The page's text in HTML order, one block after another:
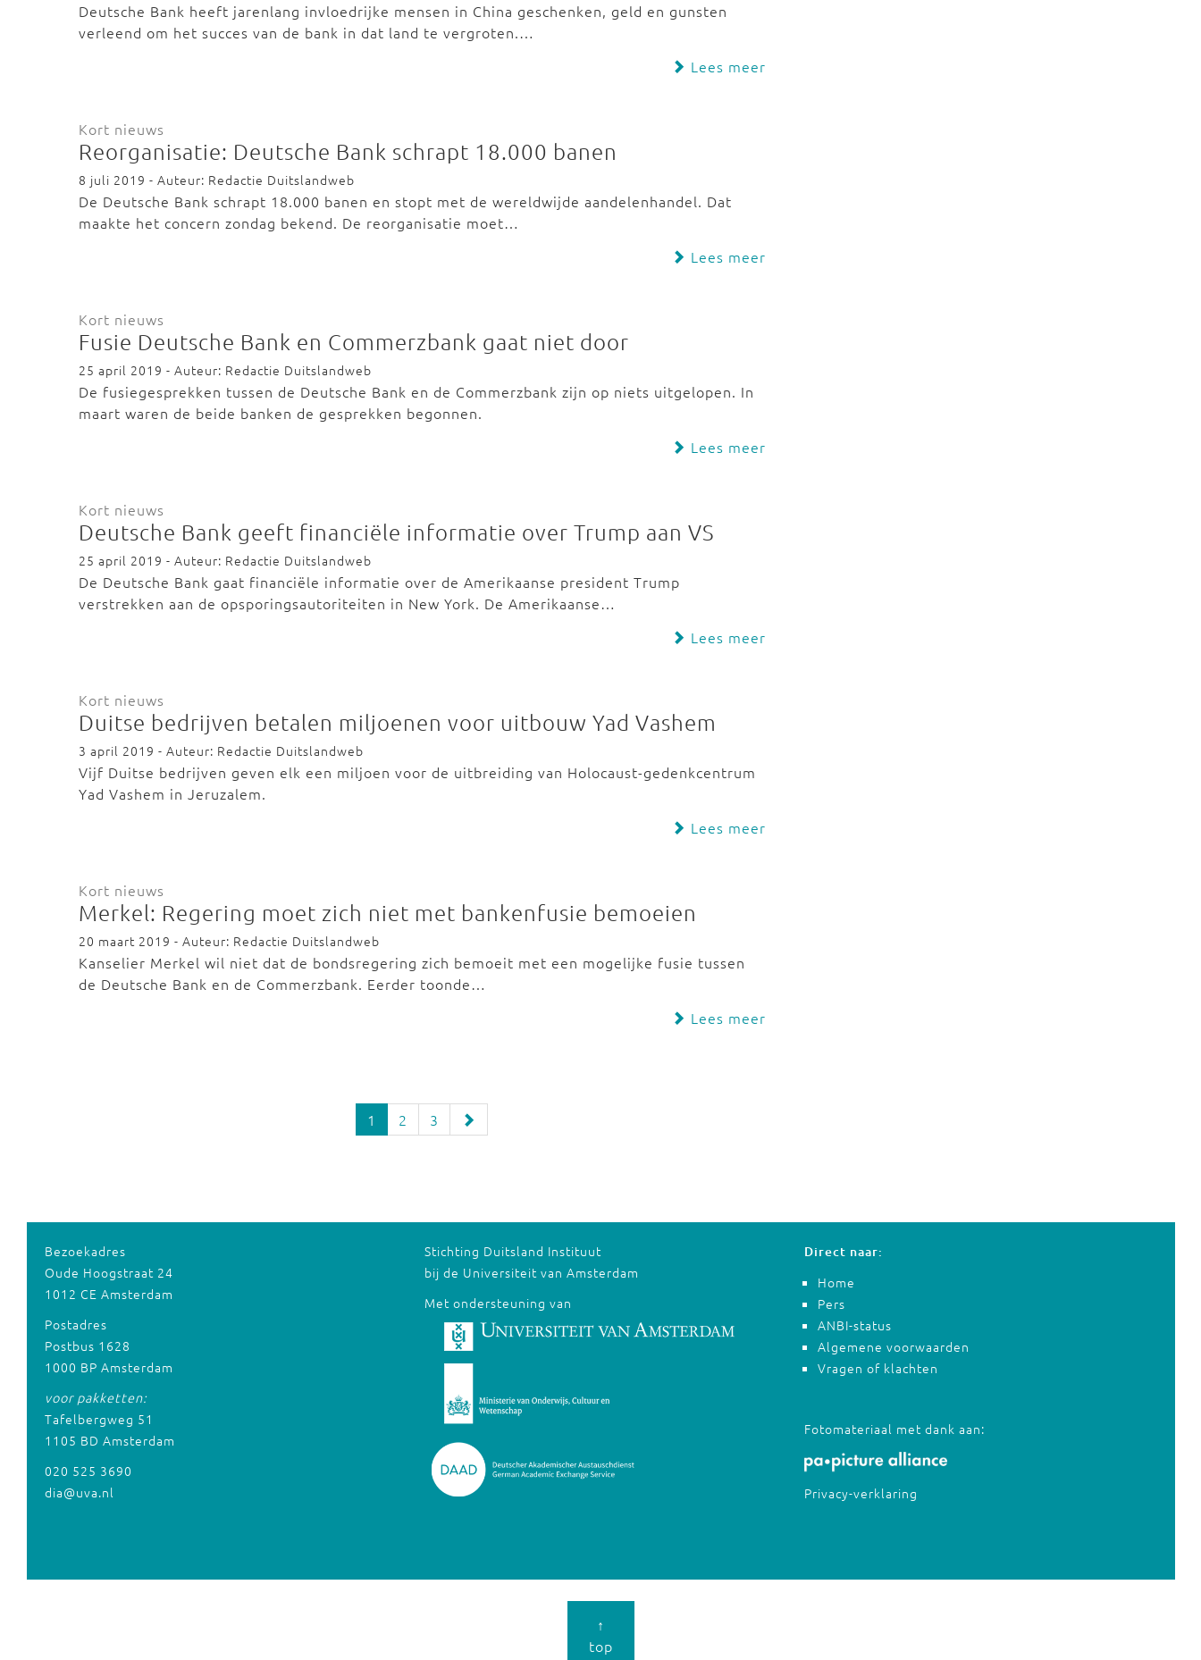
Deutsche Bank heeft jarenlang invloedrijke mensen in China geschenken, geld en gunsten
verleend om het succes van de bank in dat land te vergroten.…
Lees meer
Kort nieuws
Reorganisatie: Deutsche Bank schrapt 18.000 banen
8 juli 2019 - Auteur: Redactie Duitslandweb
De Deutsche Bank schrapt 18.000 banen en stopt met de wereldwijde aandelenhandel. Dat
maakte het concern zondag bekend. De reorganisatie moet…
Lees meer
Kort nieuws
Fusie Deutsche Bank en Commerzbank gaat niet door
25 april 2019 - Auteur: Redactie Duitslandweb
De fusiegesprekken tussen de Deutsche Bank en de Commerzbank zijn op niets uitgelopen. In
maart waren de beide banken de gesprekken begonnen.
Lees meer
Kort nieuws
Deutsche Bank geeft financiële informatie over Trump aan VS
25 april 2019 - Auteur: Redactie Duitslandweb
De Deutsche Bank gaat financiële informatie over de Amerikaanse president Trump
verstrekken aan de opsporingsautoriteiten in New York. De Amerikaanse…
Lees meer
Kort nieuws
Duitse bedrijven betalen miljoenen voor uitbouw Yad Vashem
3 april 2019 - Auteur: Redactie Duitslandweb
Vijf Duitse bedrijven geven elk een miljoen voor de uitbreiding van Holocaust-gedenkcentrum
Yad Vashem in Jeruzalem.
Lees meer
Kort nieuws
Merkel: Regering moet zich niet met bankenfusie bemoeien
20 maart 2019 - Auteur: Redactie Duitslandweb
Kanselier Merkel wil niet dat de bondsregering zich bemoeit met een mogelijke fusie tussen
de Deutsche Bank en de Commerzbank. Eerder toonde…
Lees meer
1 2 3
Bezoekadres
Oude Hoogstraat 24
1012 CE Amsterdam
Postadres
Postbus 1628
1000 BP Amsterdam
voor pakketten:
Tafelbergweg 51
1105 BD Amsterdam
020 525 3690
dia@uva.nl
Stichting Duitsland Instituut
bij de Universiteit van Amsterdam
Met ondersteuning van
Direct naar:
Home
Pers
ANBI-status
Algemene voorwaarden
Vragen of klachten
Fotomateriaal met dank aan:
Privacy-verklaring
↑
top